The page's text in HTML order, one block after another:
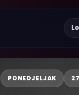
PONEDJELJAK